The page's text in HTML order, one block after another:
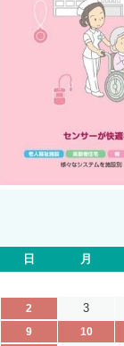
日 月
2
3
9
10